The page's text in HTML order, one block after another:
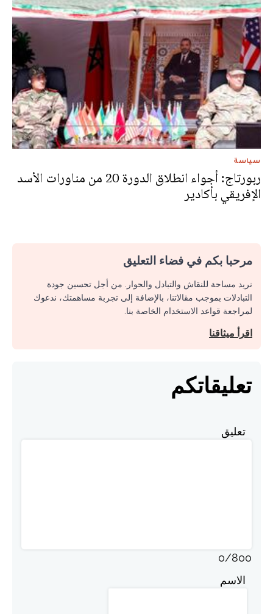
سياسة
ربورتاج: أجواء انطلاق الدورة 20 من مناورات الأسد
الإفريقي بأكادير
مرحبا بكم في فضاء التعليق
نريد مساحة للنقاش والتبادل والحوار. من أجل تحسين جودة
التبادلات بموجب مقالاتنا، بالإضافة إلى تجربة مساهمتك، ندعوك
لمراجعة قواعد الاستخدام الخاصة بنا.
اقرأ ميثاقنا
تعليقاتكم
تعليق
0/800
الاسم